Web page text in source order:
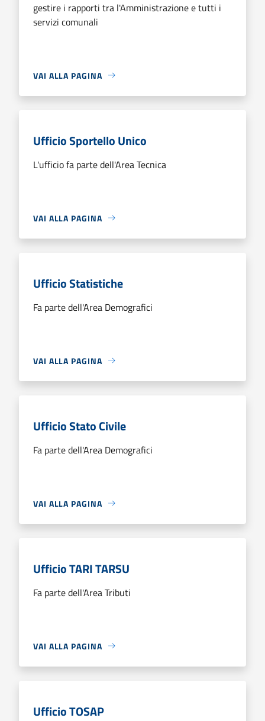
gestire i rapporti tra l'Amministrazione e tutti i
servizi comunali
VAI ALLA PAGINA
Ufficio Sportello Unico
L'ufficio fa parte dell'Area Tecnica
VAI ALLA PAGINA
Ufficio Statistiche
Fa parte dell'Area Demografici
VAI ALLA PAGINA
Ufficio Stato Civile
Fa parte dell'Area Demografici
VAI ALLA PAGINA
Ufficio TARI TARSU
Fa parte dell'Area Tributi
VAI ALLA PAGINA
Ufficio TOSAP